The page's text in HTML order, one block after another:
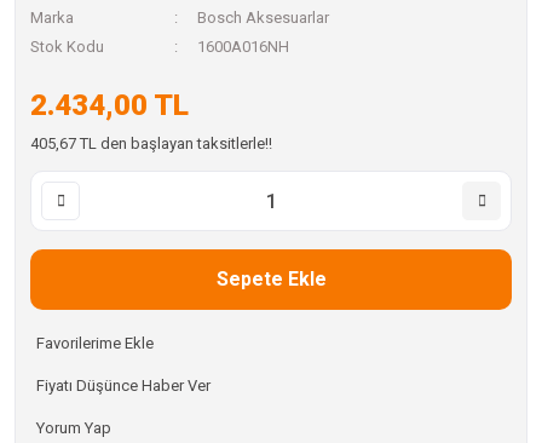
Marka
Bosch Aksesuarlar
Stok Kodu
1600A016NH
2.434,00 TL
405,67 TL den başlayan taksitlerle!!
Sepete Ekle
Fiyatı Düşünce Haber Ver
Yorum Yap